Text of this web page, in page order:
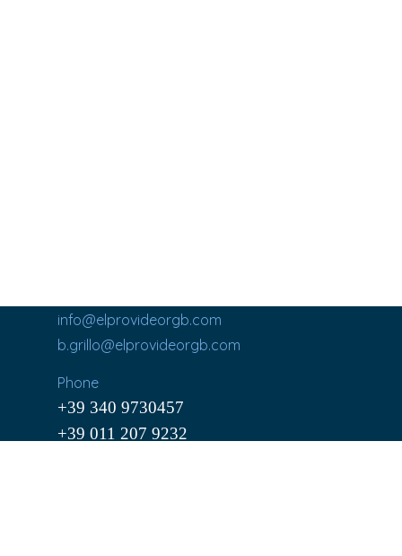
info@elprovideorgb.com
b.grillo@elprovideorgb.com
Phone
+39 340 9730457
+39 011 207 9232